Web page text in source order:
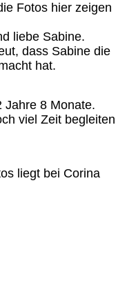
Fotos hier zeigen
liebe Sabine.
dass Sabine die
hat.
Jahre 8 Monate.
viel Zeit begleiten
liegt bei Corina